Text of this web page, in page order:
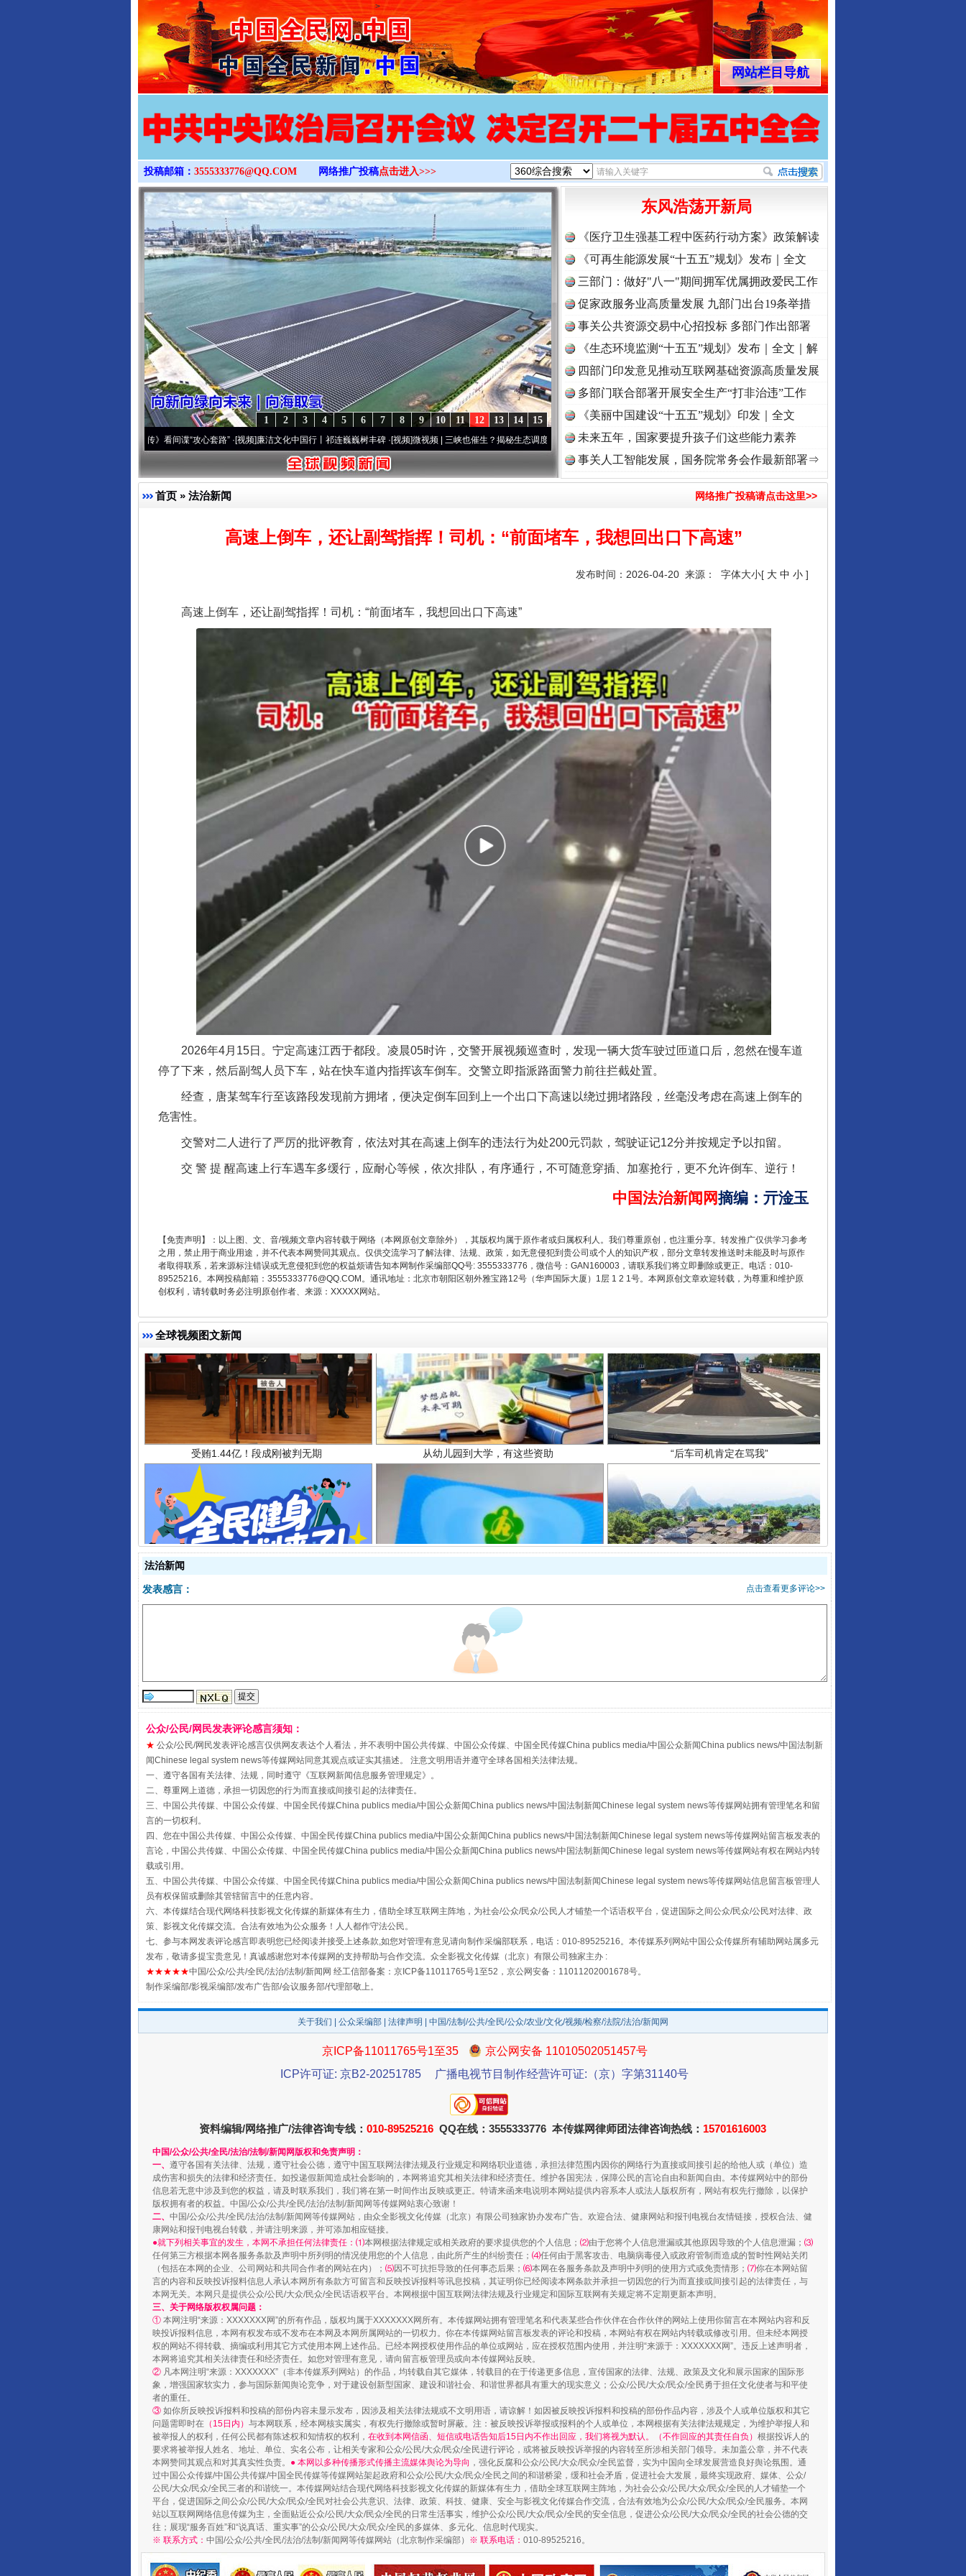
>
网站栏目导航
投稿邮箱： 3555333776@QQ.COM 网络推广投稿点击进入>>>
15
14
13
12
11
10
9
8
7
6
5
4
3
2
1
从《水浒传》看间谍“攻心套路”·[视频]廉洁文化中国行丨祁连巍巍树丰碑·[视频]微视频 | 三峡也催生？揭秘生态调度“流量密..·[视频] 廉洁文化中国行 | 遵义：雄关漫道展新颜.. ·[视频]衣柜里的秘密
东风浩荡开新局
《医疗卫生强基工程中医药行动方案》政策解读
《可再生能源发展“十五五”规划》发布｜全文
三部门：做好"八一"期间拥军优属拥政爱民工作
促家政服务业高质量发展 九部门出台19条举措
事关公共资源交易中心招投标 多部门作出部署
《生态环境监测“十五五”规划》发布｜全文｜解
读
四部门印发意见推动互联网基础资源高质量发展
多部门联合部署开展安全生产“打非治违”工作
《美丽中国建设“十五五”规划》印发｜全文
未来五年，国家要提升孩子们这些能力素养
事关人工智能发展，国务院常务会作最新部署⇒
首页 » 法治新闻 网络推广投稿请点击这里>>
高速上倒车，还让副驾指挥！司机：“前面堵车，我想回出口下高速”
发布时间：2026-04-20 来源： 字体大小[ 大 中 小 ]
高速上倒车，还让副驾指挥！司机：“前面堵车，我想回出口下高速”
2026年4月15日。宁定高速江西于都段。凌晨05时许，交警开展视频巡查时，发现一辆大货车驶过匝道口后，忽然在慢车道
停了下来，然后副驾人员下车，站在快车道内指挥该车倒车。交警立即指派路面警力前往拦截处置。
经查，唐某驾车行至该路段发现前方拥堵，便决定倒车回到上一个出口下高速以绕过拥堵路段，丝毫没考虑在高速上倒车的
危害性。
交警对二人进行了严厉的批评教育，依法对其在高速上倒车的违法行为处200元罚款，驾驶证记12分并按规定予以扣留。
交 警 提 醒高速上行车遇车多缓行，应耐心等候，依次排队，有序通行，不可随意穿插、加塞抢行，更不允许倒车、逆行！
中国法治新闻网摘编 ： 亓淦玉
【免责声明】：以上图、文、音/视频文章内容转载于网络（本网原创文章除外），其版权均属于原作者或归属权利人。我们尊重原创，也注重分享。转发推广仅供学习参考
之用，禁止用于商业用途，并不代表本网赞同其观点。仅供交流学习了解法律、法规、政策，如无意侵犯到贵公司或个人的知识产权，部分文章转发推送时未能及时与原作
者取得联系，若来源标注错误或无意侵犯到您的权益烦请告知本网制作采编部QQ号: 3555333776，微信号：GAN160003，请联系我们将立即删除或更正。电话：010-
89525216。本网投稿邮箱：3555333776@QQ.COM。通讯地址：北京市朝阳区朝外雅宝路12号（华声国际大厦）1层 1 2 1号。本网原创文章欢迎转载，为尊重和维护原
创权利，请转载时务必注明原创作者、来源：XXXXX网站。
全球视频图文新闻
完善运行机制助力责任有效落实 一纸欠条伤亲情 巡回调解促和解..
东山县通报“牛蛙产品抗生素超标问题” 法徽映军营 权益有保障 让核能赋能千行百业
千年窑火 生生不息 从数据变化看反腐深化
揭开“小金库”的免责幌子 以产业富民促振兴 酒驾未被当场查获能处罚吗
受贿1.44亿！段成刚被判无期 从幼儿园到大学，有这些资助 “后车司机肯定在骂我”
全民健身五年计划来了！等你上场 事关残疾人未来5年 让传统村落焕发生机
阿坝州三大球赛在茂县开幕 规模最大的光氢储一体化项目 走走走！国家喊你健身啦
国家大学科技园优化重塑工作 镜头丨大暑三秋近 山西：不断增强治理腐败综合效能
扯下公款旅游的“隐身衣” 如何以同查同治破解风腐交织难题 养老服务师职业资格制度暂行规定
“蜀中异人”王建安的艺术幻境 一颗心始终滚烫 还老百姓一个明白家底
完善运行机制助力责任有效落实 一纸欠条伤亲情 巡回调解促和解.. 行业协会接连发公告
法治新闻
点击查看更多评论>>
发表感言：
公众/公民/网民发表评论感言须知：
★ 公众/公民/网民发表评论感言仅供网友表达个人看法，并不表明中国公共传媒、中国公众传媒、中国全民传媒China publics media/中国公众新闻China publics news/中国法制新
闻Chinese legal system news等传媒网站同意其观点或证实其描述。 注意文明用语并遵守全球各国相关法律法规。
一、遵守各国有关法律、法规，同时遵守《互联网新闻信息服务管理规定》。
二、尊重网上道德，承担一切因您的行为而直接或间接引起的法律责任。
三、中国公共传媒、中国公众传媒、中国全民传媒China publics media/中国公众新闻China publics news/中国法制新闻Chinese legal system news等传媒网站拥有管理笔名和留
言的一切权利。
四、您在中国公共传媒、中国公众传媒、中国全民传媒China publics media/中国公众新闻China publics news/中国法制新闻Chinese legal system news等传媒网站留言板发表的
言论，中国公共传媒、中国公众传媒、中国全民传媒China publics media/中国公众新闻China publics news/中国法制新闻Chinese legal system news等传媒网站有权在网站内转
载或引用。
五、中国公共传媒、中国公众传媒、中国全民传媒China publics media/中国公众新闻China publics news/中国法制新闻Chinese legal system news等传媒网站信息留言板管理人
员有权保留或删除其管辖留言中的任意内容。
六、本传媒结合现代网络科技影视文化传媒的新媒体有生力，借助全球互联网主阵地，为社会/公众/民众/公民人才铺垫一个话语权平台，促进国际之间公众/民众/公民对法律、政
策、影视文化传媒交流。合法有效地为公众服务！人人都作守法公民。
七、参与本网发表评论感言即表明您已经阅读并接受上述条款,如您对管理有意见请向制作采编部联系，电话：010-89525216。本传媒系列网站中国公众传媒所有辅助网站属多元
发布，敬请多提宝贵意见！真诚感谢您对本传媒网的支持帮助与合作交流。众全影视文化传媒（北京）有限公司独家主办 :
★★★★★中国/公众/公共/全民/法治/法制/新闻网 经工信部备案：京ICP备11011765号1至52，京公网安备：11011202001678号。
制作采编部/影视采编部/发布广告部/会议服务部/代理部敬上。
关于我们 公众采编部 法律声明 | 中国/法制/公共/全民/公众/农业/文化/视频/检察/法院/法治/新闻网
京ICP备11011765号1至35
京公网安备 11010502051457号
ICP许可证: 京B2-20251785
广播电视节目制作经营许可证:（京）字第31140号
资料编辑/网络推广/法律咨询专线： 010-89525216 QQ在线：3555333776 本传媒网律师团法律咨询热线： 15701616003
中国/公众/公共/全民/法治/法制/新闻网版权和免责声明：
一、 遵守各国有关法律、法规，遵守社会公德，遵守中国互联网法律法规及行业规定和网络职业道德，承担法律范围内因你的网络行为直接或间接引起的给他人或（单位）造
成伤害和损失的法律和经济责任。如投递假新闻造成社会影响的，本网将追究其相关法律和经济责任。维护各国宪法，保障公民的言论自由和新闻自由。本传媒网站中的部份
信息若无意中涉及到您的权益，请及时联系我们，我们将在第一时间作出反映或更正。特请来函来电说明本网站提供内容系本人或法人版权所有，网站有权先行撤除，以保护
版权拥有者的权益。中国/公众/公共/全民/法治/法制/新闻网等传媒网站衷心致谢！
二、 中国/公众/公共/全民/法治/法制/新闻网等传媒网站，由众全影视文化传媒（北京）有限公司独家协办发布广告。欢迎合法、健康网站和报刊电视台友情链接，授权合法、健
康网站和报刊电视台转载，并请注明来源，并可添加相应链接。
●就下列相关事宜的发生，本网不承担任何法律责任：⑴本网根据法律规定或相关政府的要求提供您的个人信息； ⑵由于您将个人信息泄漏或其他原因导致的个人信息泄漏； ⑶
任何第三方根据本网各服务条款及声明中所列明的情况使用您的个人信息，由此所产生的纠纷责任； ⑷任何由于黑客攻击、电脑病毒侵入或政府管制而造成的暂时性网站关闭
（包括在本网的企业、公司网站和共同合作者的网站在内）； ⑸因不可抗拒导致的任何事态后果； ⑹本网在各服务条款及声明中列明的使用方式或免责情形； ⑺你在本网站留
言的内容和反映投诉报料信息人承认本网所有条款方可留言和反映投诉报料等讯息投稿，其证明你已经阅读本网条款并承担一切因您的行为而直接或间接引起的法律责任，与
本网无关。本网只是提供公众/公民/大众/民众/全民话语权平台。本网根据中国互联网法律法规及行业规定和国际互联网有关规定将不定期更新本声明。
三、关于网络版权权属问题：
① 本网注明“来源：XXXXXXX网”的所有作品，版权均属于XXXXXXX网所有。本传媒网站拥有管理笔名和代表某些合作伙伴在合作伙伴的网站上使用你留言在本网站内容和反
映投诉报料信息，本网有权发布或不发布在本网及本网所属网站的一切权力。你在本传媒网站留言板发表的评论和投稿，本网站有权在网站内转载或修改引用。但未经本网授
权的网站不得转载、摘编或利用其它方式使用本网上述作品。已经本网授权使用作品的单位或网站，应在授权范围内使用，并注明“来源于：XXXXXXX网”。违反上述声明者，
本网将追究其相关法律责任和经济责任。如您对管理有意见，请向留言板管理员或向本传媒网站反映。
② 凡本网注明“来源：XXXXXXX”（非本传媒系列网站）的作品，均转载自其它媒体，转载目的在于传递更多信息，宣传国家的法律、法规、政策及文化和展示国家的国际形
象，增强国家软实力，参与国际新闻舆论竞争，对于建设创新型国家、建设和谐社会、和谐世界都具有重大的现实意义；公众/公民/大众/民众/全民勇于担任文化使者与和平使
者的重任。
③ 如你所反映投诉报料和投稿的部份内容未显示发布，因涉及相关法律法规或不文明用语，请谅解！如因被反映投诉报料和投稿的部份作品内容，涉及个人或单位版权和其它
问题需即时在 （15日内） 与本网联系，经本网核实属实，有权先行撤除或暂时屏蔽。注：被反映投诉举报或报料的个人或单位，本网根据有关法律法规规定，为维护举报人和
被举报人的权利，任何公民都有陈述权和知情权的权利， 在收到本网信函、短信或电话告知后15日内不作出回应，我们将视为默认。（不作回应的其责任自负） 根据投诉人的
要求将被举报人姓名、地址、单位、实名公布，让相关专家和公众/公民/大众/民众/全民进行评论，或将被反映投诉举报的内容转至所涉相关部门领导。未加盖公章，并不代表
本网赞同其观点和对其真实性负责。 ● 本网以多种传播形式传播主流媒体舆论为导向 ，强化反腐和公众/公民/大众/民众/全民监督，实为中国向全球发展营造良好舆论氛围。通
过中国公众传媒/中国公共传媒/中国全民传媒等传媒网站架起政府和公众/公民/大众/民众/全民之间的和谐桥梁，缓和社会矛盾，促进社会大发展，最终实现政府、媒体、公众/
公民/大众/民众/全民三者的和谐统一。本传媒网站结合现代网络科技影视文化传媒的新媒体有生力，借助全球互联网主阵地，为社会公众/公民/大众/民众/全民的人才铺垫一个
平台，促进国际之间公众/公民/大众/民众/全民对社会公共意识、法律、政策、科技、健康、安全与影视文化传媒合作交流，合法有效地为公众/公民/大众/民众/全民服务。本网
站以互联网网络信息传媒为主，全面贴近公众/公民/大众/民众/全民的日常生活事实，维护公众/公民/大众/民众/全民的安全信息，促进公众/公民/大众/民众/全民的社会公德的交
往；展现“服务百姓”和“说真话、重实事”的公众/公民/大众/民众/全民的多媒体、多元化、信息时代现实。
※ 联系方式： 中国/公众/公共/全民/法治/法制/新闻网等传媒网站（北京制作采编部） ※ 联系电话： 010-89525216。